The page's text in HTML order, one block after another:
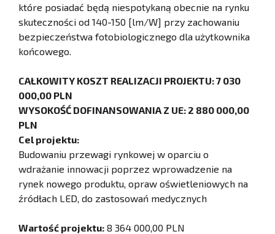
które posiadać będą niespotykaną obecnie na rynku
skuteczności od 140-150 [lm/W] przy zachowaniu
bezpieczeństwa fotobiologicznego dla użytkownika
końcowego.
CAŁKOWITY KOSZT REALIZACJI PROJEKTU: 7 030
000,00 PLN
WYSOKOŚĆ DOFINANSOWANIA Z UE: 2 880 000,00
PLN
Cel projektu:
Budowaniu przewagi rynkowej w oparciu o
wdrażanie innowacji poprzez wprowadzenie na
rynek nowego produktu, opraw oświetleniowych na
źródłach LED, do zastosowań medycznych
Wartość projektu: 8 364 000,00 PLN